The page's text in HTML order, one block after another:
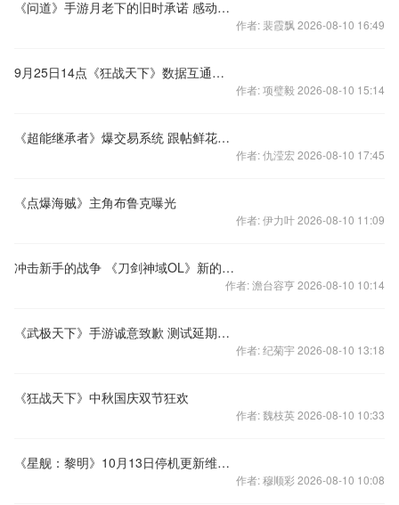
《问道》手游月老下的旧时承诺 感动依旧否？
作者: 裴霞飘 2026-08-10 16:49
9月25日14点《狂战天下》数据互通公告
作者: 项璧毅 2026-08-10 15:14
《超能继承者》爆交易系统 跟帖鲜花送话费京东卡！
作者: 仇滢宏 2026-08-10 17:45
《点爆海贼》主角布鲁克曝光
作者: 伊力叶 2026-08-10 11:09
冲击新手的战争 《刀剑神域OL》新的巅峰决斗
作者: 澹台容亨 2026-08-10 10:14
《武极天下》手游诚意致歉 测试延期现金回馈!
作者: 纪菊宇 2026-08-10 13:18
《狂战天下》中秋国庆双节狂欢
作者: 魏枝英 2026-08-10 10:33
《星舰：黎明》10月13日停机更新维护公告
作者: 穆顺彩 2026-08-10 10:08